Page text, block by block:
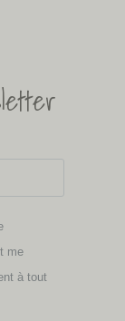
me
à tout